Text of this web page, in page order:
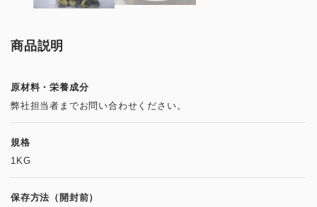
商品説明
原材料・栄養成分
弊社担当者までお問い合わせください。
規格
1KG
保存方法（開封前）